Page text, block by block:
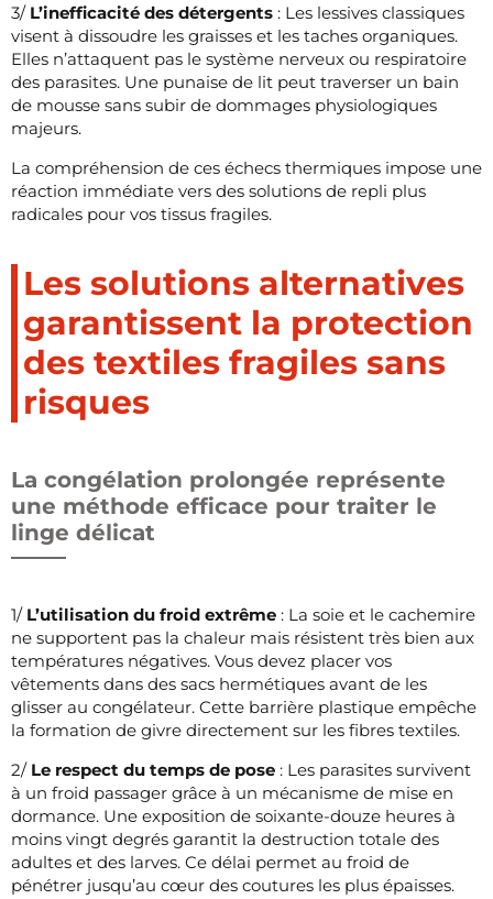
3/ L’inefficacité des détergents : Les lessives classiques
visent à dissoudre les graisses et les taches organiques.
Elles n’attaquent pas le système nerveux ou respiratoire
des parasites. Une punaise de lit peut traverser un bain
de mousse sans subir de dommages physiologiques
majeurs.
La compréhension de ces échecs thermiques impose une
réaction immédiate vers des solutions de repli plus
radicales pour vos tissus fragiles.
Les solutions alternatives
garantissent la protection
des textiles fragiles sans
risques
La congélation prolongée représente
une méthode efficace pour traiter le
linge délicat
1/ L’utilisation du froid extrême : La soie et le cachemire
ne supportent pas la chaleur mais résistent très bien aux
températures négatives. Vous devez placer vos
vêtements dans des sacs hermétiques avant de les
glisser au congélateur. Cette barrière plastique empêche
la formation de givre directement sur les fibres textiles.
2/ Le respect du temps de pose : Les parasites survivent
à un froid passager grâce à un mécanisme de mise en
dormance. Une exposition de soixante-douze heures à
moins vingt degrés garantit la destruction totale des
adultes et des larves. Ce délai permet au froid de
pénétrer jusqu’au cœur des coutures les plus épaisses.